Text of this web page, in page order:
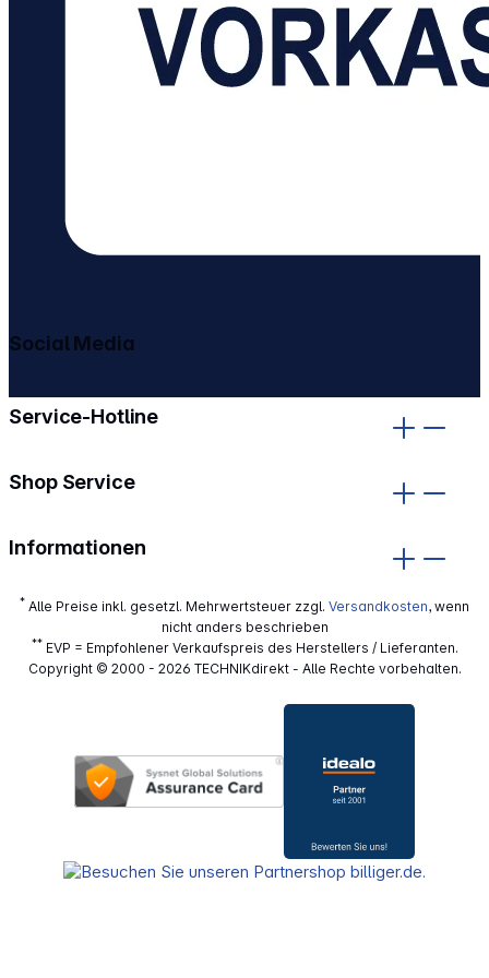
Service-Hotline
Shop Service
Informationen
Social Media
* Alle Preise inkl. gesetzl. Mehrwertsteuer zzgl. Versandkosten, wenn
nicht anders beschrieben
**EVP = Empfohlener Verkaufspreis des Herstellers / Lieferanten.
Copyright © 2000 - 2026 TECHNIKdirekt - Alle Rechte vorbehalten.